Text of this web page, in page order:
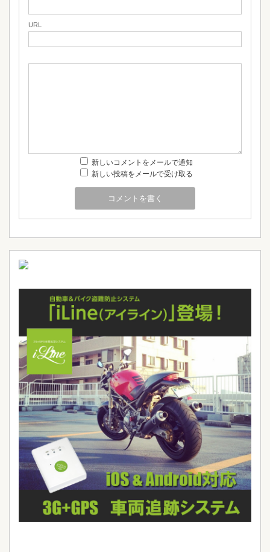
URL
新しいコメントをメールで通知
新しい投稿をメールで受け取る